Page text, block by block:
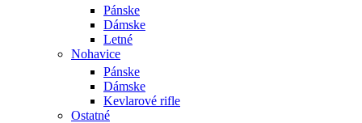
Pánske
Dámske
Letné
Nohavice
Pánske
Dámske
Kevlarové rifle
Ostatné